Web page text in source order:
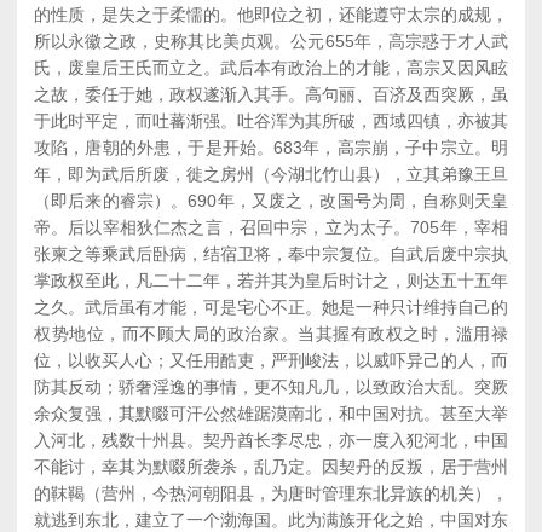
的性质，是失之于柔懦的。他即位之初，还能遵守太宗的成规，
所以永徽之政，史称其比美贞观。公元655年，高宗惑于才人武
氏，废皇后王氏而立之。武后本有政治上的才能，高宗又因风眩
之故，委任于她，政权遂渐入其手。高句丽、百济及西突厥，虽
于此时平定，而吐蕃渐强。吐谷浑为其所破，西域四镇，亦被其
攻陷，唐朝的外患，于是开始。683年，高宗崩，子中宗立。明
年，即为武后所废，徙之房州（今湖北竹山县），立其弟豫王旦
（即后来的睿宗）。690年，又废之，改国号为周，自称则天皇
帝。后以宰相狄仁杰之言，召回中宗，立为太子。705年，宰相
张柬之等乘武后卧病，结宿卫将，奉中宗复位。自武后废中宗执
掌政权至此，凡二十二年，若并其为皇后时计之，则达五十五年
之久。武后虽有才能，可是宅心不正。她是一种只计维持自己的
权势地位，而不顾大局的政治家。当其握有政权之时，滥用禄
位，以收买人心；又任用酷吏，严刑峻法，以威吓异己的人，而
防其反动；骄奢淫逸的事情，更不知凡几，以致政治大乱。突厥
余众复强，其默啜可汗公然雄踞漠南北，和中国对抗。甚至大举
入河北，残数十州县。契丹酋长李尽忠，亦一度入犯河北，中国
不能讨，幸其为默啜所袭杀，乱乃定。因契丹的反叛，居于营州
的靺鞨（营州，今热河朝阳县，为唐时管理东北异族的机关），
就逃到东北，建立了一个渤海国。此为满族开化之始，中国对东